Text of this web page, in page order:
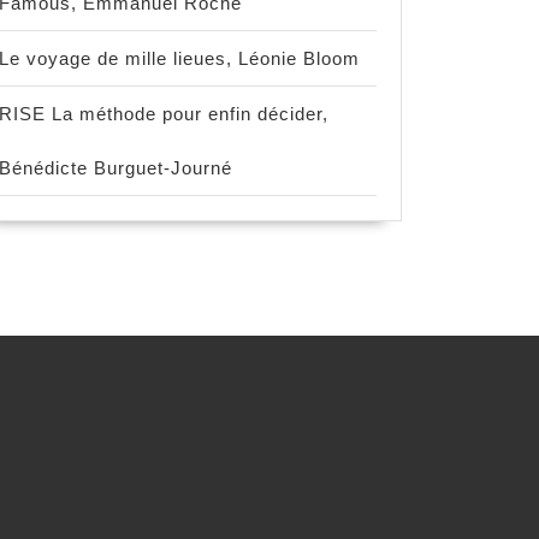
Le voyage de mille lieues, Léonie Bloom
RISE La méthode pour enfin décider,
Bénédicte Burguet-Journé